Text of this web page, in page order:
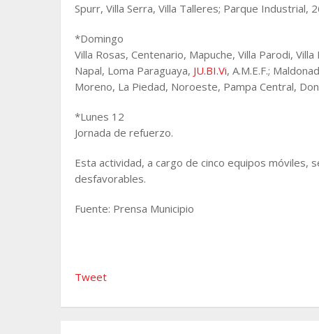
Spurr, Villa Serra, Villa Talleres; Parque Industrial,
*Domingo
Villa Rosas, Centenario, Mapuche, Villa Parodi,
Napal, Loma Paraguaya, JU.BI.Vi, A.M.E.F.;
Moreno, La Piedad, Noroeste, Pampa Central,
*Lunes 12
Jornada de refuerzo.
Esta actividad, a cargo de cinco equipos móviles,
desfavorables.
Fuente: Prensa Municipio
Tweet